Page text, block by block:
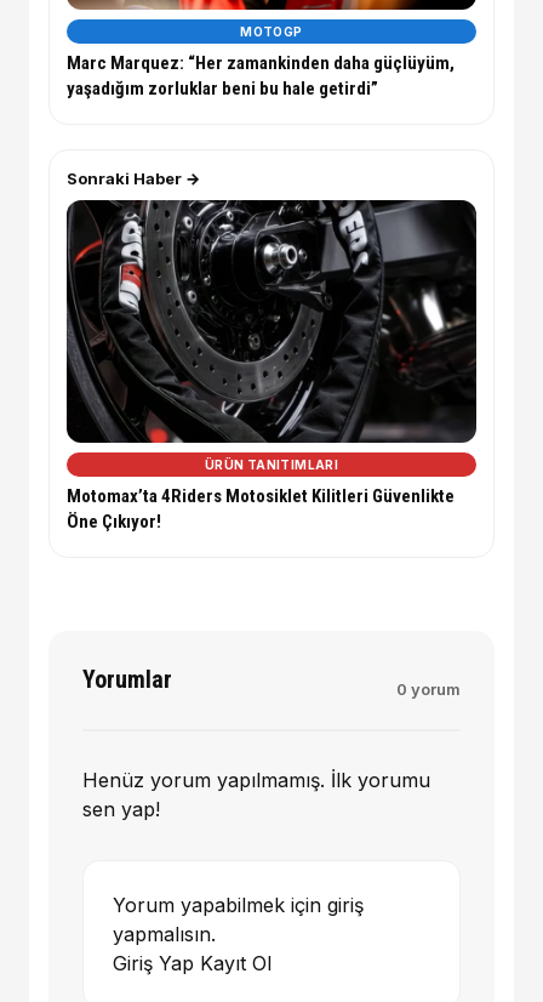
MOTOGP
Marc Marquez: “Her zamankinden daha güçlüyüm,
yaşadığım zorluklar beni bu hale getirdi”
Sonraki Haber →
ÜRÜN TANITIMLARI
Motomax’ta 4Riders Motosiklet Kilitleri Güvenlikte
Öne Çıkıyor!
Yorumlar 0 yorum
Henüz yorum yapılmamış. İlk yorumu
sen yap!
Yorum yapabilmek için giriş
yapmalısın.
Giriş Yap Kayıt Ol